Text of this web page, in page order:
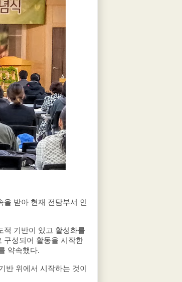
받아 현재 전담부서 인
적 기반이 있고 활성화를
구성되어 활동을 시작한
약속했다.
반 위에서 시작하는 것이